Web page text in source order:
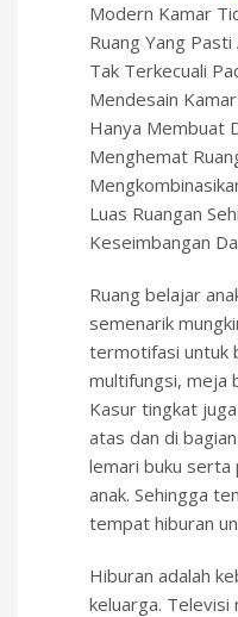
Modern Kamar
Ruang Yang Pasti
Tak Terkecuali
Mendesain
Hanya Membuat
Menghemat
Luas Ruangan
Keseimbangan
Ruang belajar
semenarik
termotifasi untuk
multifungsi, meja
Kasur tingkat
atas dan di
lemari buku serta
anak. Sehingga
tempat hiburan
Hiburan adalah
keluarga. Televisi